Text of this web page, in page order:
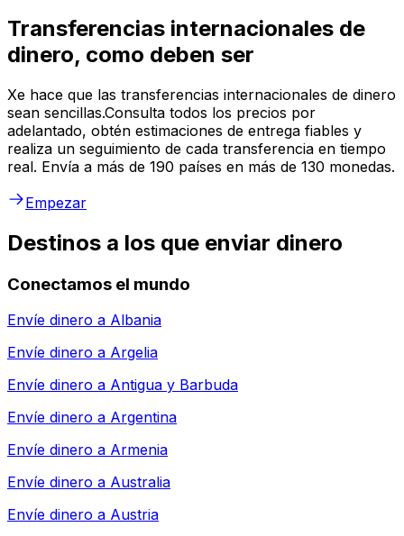
Transferencias internacionales de
dinero, como deben ser
Xe hace que las transferencias internacionales de dinero
sean sencillas.Consulta todos los precios por
adelantado, obtén estimaciones de entrega fiables y
realiza un seguimiento de cada transferencia en tiempo
real. Envía a más de 190 países en más de 130 monedas.
Empezar
Destinos a los que enviar dinero
Conectamos el mundo
Envíe dinero a Albania
Envíe dinero a Argelia
Envíe dinero a Antigua y Barbuda
Envíe dinero a Argentina
Envíe dinero a Armenia
Envíe dinero a Australia
Envíe dinero a Austria